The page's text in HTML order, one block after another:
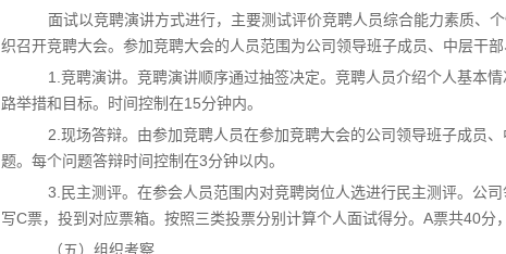
面试以竞聘演讲方式进行，主要测试评价竞聘人员综合能力素质、
织召开竞聘大会。参加竞聘大会的人员范围为公司领导班子成员、中层干
1.竞聘演讲。竞聘演讲顺序通过抽签决定。竞聘人员介绍个人基本
路举措和目标。时间控制在15分钟内。
2.现场答辩。由参加竞聘人员在参加竞聘大会的公司领导班子成员
题。每个问题答辩时间控制在3分钟以内。
3.民主测评。在参会人员范围内对竞聘岗位人选进行民主测评。公
写C票，投到对应票箱。按照三类投票分别计算个人面试得分。A票共40分
（五）组织考察